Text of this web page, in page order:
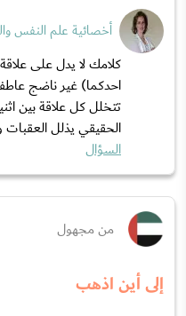
أخصائية علم النفس
كلامك لا يدل على
احدكما) غير ناضج
تتخلل كل علاقة بين
الحقيقي يذلل العقبات
السؤال
من مجهول
إلى أين اذهب